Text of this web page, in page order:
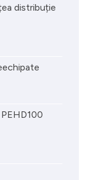
distribuție